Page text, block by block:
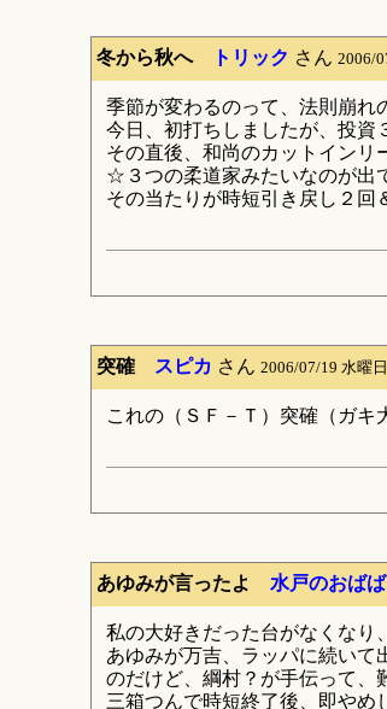
冬から秋へ トリック さん 2006/
季節が変わるのって、法則崩れ
今日、初打ちしましたが、投資
その直後、和尚のカットインリ
☆３つの柔道家みたいなのが出
その当たりが時短引き戻し２回
突確 スピカ さん 2006/07/19 水曜
これの（ＳＦ－Ｔ）突確（ガキ
あゆみが言ったよ 水戸のおばば
私の大好きだった台がなくなり
あゆみが万吉、ラッパに続いて
のだけど、綱村？が手伝って、
三箱つんで時短終了後、即やめ